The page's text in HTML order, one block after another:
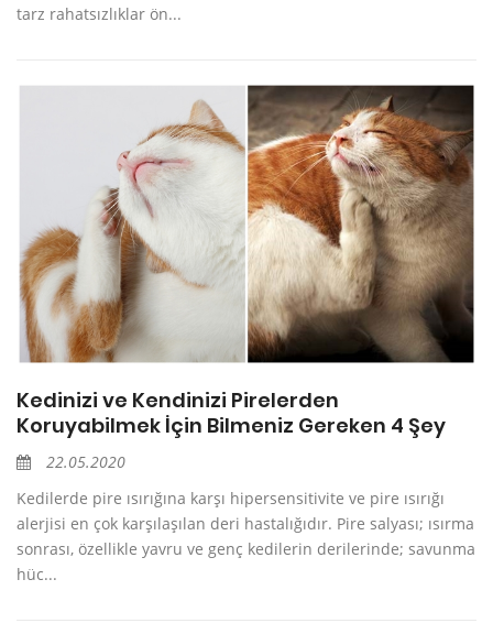
tarz rahatsızlıklar ön...
Kedinizi ve Kendinizi Pirelerden
Koruyabilmek İçin Bilmeniz Gereken 4 Şey
22.05.2020
Kedilerde pire ısırığına karşı hipersensitivite ve pire ısırığı
alerjisi en çok karşılaşılan deri hastalığıdır. Pire salyası; ısırma
sonrası, özellikle yavru ve genç kedilerin derilerinde; savunma
hüc...